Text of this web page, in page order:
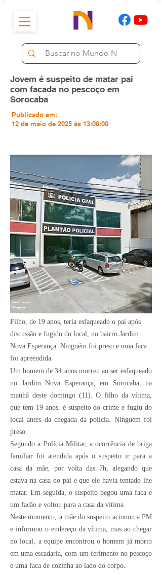
Jovem é suspeito de matar pai
com facada no pescoço em
Sorocaba
Publicado em:
12 de maio de 2025 às 13:00:00
Divulgação
Crédito Imagem:
Filho, de 19 anos, teria esfaqueado o pai após
discussão e fugido do local, no bairro Jardim
Nova Esperança. Ninguém foi preso e uma faca
foi apreendida.
Um homem de 34 anos morreu ao ser esfaqueado
no Jardim Nova Esperança, em Sorocaba, na
manhã deste domingo (11). O filho da vítima,
que tem 19 anos, é suspeito do crime e fugiu do
local antes da chegada da polícia. Ninguém foi
preso.
Segundo a Polícia Militar, a ocorrência de briga
familiar foi atendida após o suspeito ir para a
casa da mãe, por volta das 7h, alegando que
estava na casa do pai e que ele havia tentado lhe
matar. Em seguida, o suspeito pegou uma faca e
um facão e voltou para a casa da vítima.
Neste momento, a mãe do suspeito acionou a PM
e informou o endereço da vítima, mas ao chegar
no local, a equipe encontrou o homem já morto
em uma escadaria, com um ferimento no pescoço
e uma faca de cozinha ao lado do corpo.